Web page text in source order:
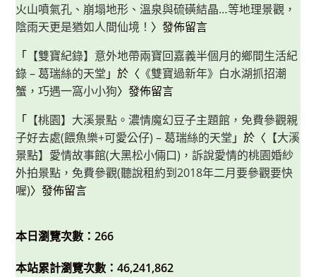
火山噴氣孔、崩塌地形、溫泉與硫磺結晶…等地理景觀，
陰雨天更是猶如人間仙境！ 〉發佈留言
「 【雙寶紀錄】意外地帶兩寶回嘉義半個月的鄉間生活紀
錄 – 葛瑞絲的天堂 」於〈 《雙寶過新年》白水湖抓招潮
蟹，巧遇一窩小小狗〉發佈留言
「 【桃園】大溪景點。濃情魔幻豆子主題館，免費參觀親
子好去處(餵魚樂+可愛公仔) – 葛瑞絲的天堂 」於〈 【大溪
景點】愛情故事館(大黑松小倆口)，訴說愛情的桃園婚紗
外拍景點，免費參觀(聽說租約到2018年二月要參觀要快
喔)〉發佈留言
本日瀏覽次數：266
本站累計瀏覽次數：46,241,862